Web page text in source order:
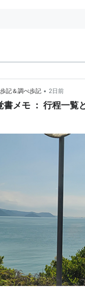
access/index.html
は2軒。宮浦港のフ
ェおうぎや」と、そ
は気持ちが良い
くていい
ンが激しい
記＆調べ歩記 • 2日前
メモ ： 行程一